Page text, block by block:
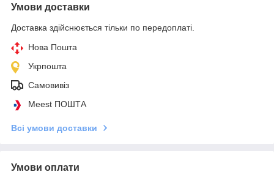
Умови доставки
Доставка здійснюється тільки по передоплаті.
Нова Пошта
Укрпошта
Самовивіз
Meest ПОШТА
Всі умови доставки
Умови оплати